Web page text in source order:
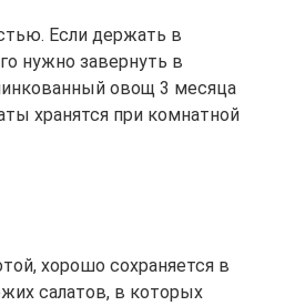
Если держать в
нужно завернуть в
овощ 3 месяца
хранятся при комнатной
хорошо сохраняется в
салатов, в которых